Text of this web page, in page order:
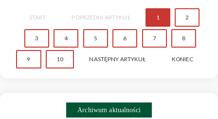
START POPRZEDNI ARTYKUŁ 1 2
3 4 5 6 7 8
9 10 NASTĘPNY ARTYKUŁ KONIEC
Archiwum aktualności